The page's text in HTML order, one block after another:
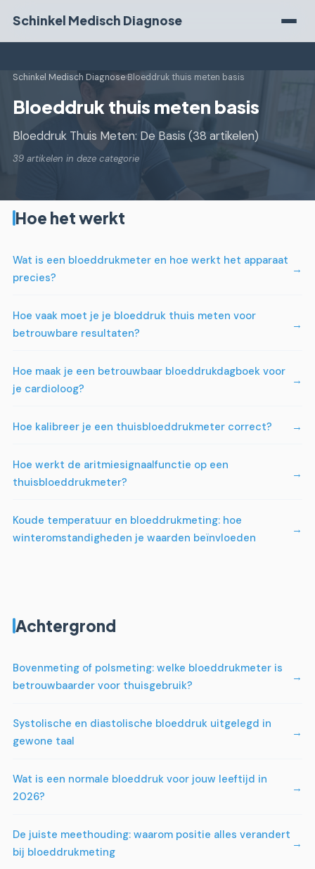
Schinkel Medisch Diagnose
Schinkel Medisch Diagnose›Bloeddruk thuis meten basis
Bloeddruk thuis meten basis
Bloeddruk Thuis Meten: De Basis (38 artikelen)
39 artikelen in deze categorie
Hoe het werkt
Wat is een bloeddrukmeter en hoe werkt het apparaat
precies?
Hoe vaak moet je je bloeddruk thuis meten voor
betrouwbare resultaten?
Hoe maak je een betrouwbaar bloeddrukdagboek voor
je cardioloog?
Hoe kalibreer je een thuisbloeddrukmeter correct?
Hoe werkt de aritmiesignaalfunctie op een
thuisbloeddrukmeter?
Koude temperatuur en bloeddrukmeting: hoe
winteromstandigheden je waarden beïnvloeden
Achtergrond
Bovenmeting of polsmeting: welke bloeddrukmeter is
betrouwbaarder voor thuisgebruik?
Systolische en diastolische bloeddruk uitgelegd in
gewone taal
Wat is een normale bloeddruk voor jouw leeftijd in
2026?
De juiste meethouding: waarom positie alles verandert
bij bloeddrukmeting